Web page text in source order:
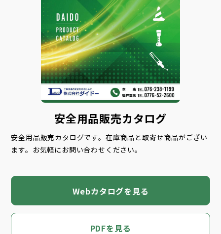
安全用品販売カタログ
安全用品販売カタログです。在庫商品と取寄せ商品がござい
ます。お気軽にお問い合わせください。
Webカタログを見る
PDFを見る